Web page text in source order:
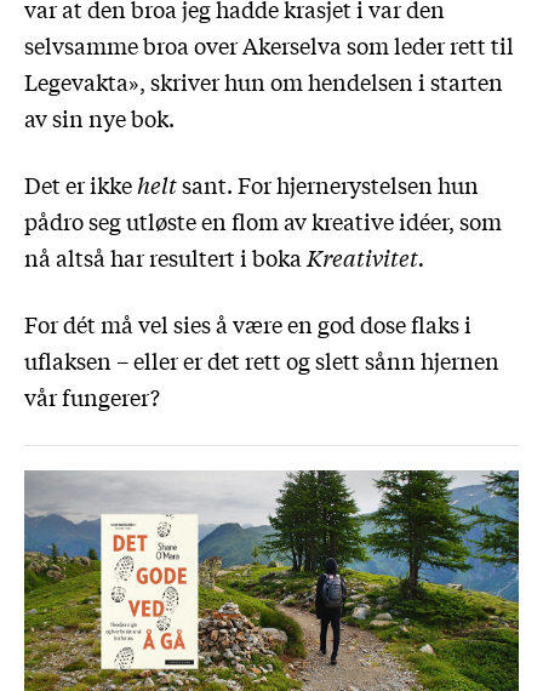
var at den broa jeg hadde krasjet i var den
selvsamme broa over Akerselva som leder rett til
Legevakta», skriver hun om hendelsen i starten
avsin nye bok.
Det er ikkeheltsant. For hjernerystelsen hun
pådro seg utløste en flom av kreative idéer, som
nå altså har resultert i boka Kreativitet.
For dét må vel sies å være en god dose flaks i
uflaksen – eller er det rett og slett sånn hjernen
vår fungerer?